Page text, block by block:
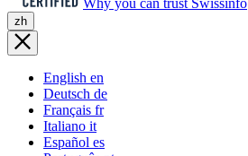
zh
English en
Deutsch de
Français fr
Italiano it
Español es